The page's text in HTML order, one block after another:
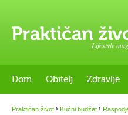
Lifestyle
Dom Obitelj Zdravlje
Praktičan život › Kućni budžet ›